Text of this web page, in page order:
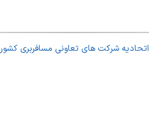
اتحادیه شرکت های تعاونی مسافربری کشور